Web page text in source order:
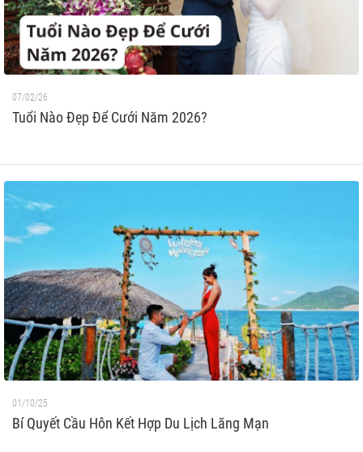
07/02/26
Tuổi Nào Đẹp Để Cưới Năm 2026?
01/10/25
Bí Quyết Cầu Hôn Kết Hợp Du Lịch Lãng Mạn